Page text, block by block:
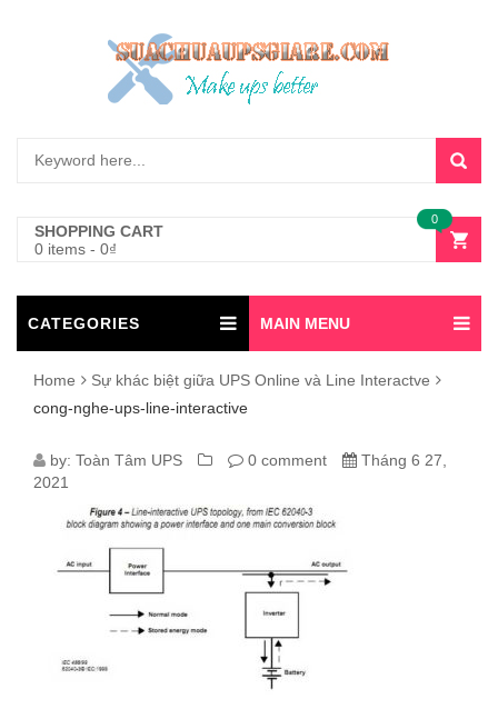
SHOPPING CART
0 items - 0₫
0
CATEGORIES MAIN MENU
Home
Sự khác biệt giữa UPS Online và Line Interactve
cong-nghe-ups-line-interactive
CONG-
NGHE-
INTERACTIVE
by: Toàn Tâm UPS 0 comment
Tháng 6 27,
2021